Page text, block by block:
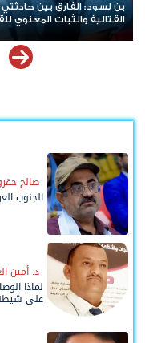
بن لسود: الفارق بين
القتالية والثبات المعنوي
صالح
الجنوب
د. أمين
لماذا
على
وحواضنه